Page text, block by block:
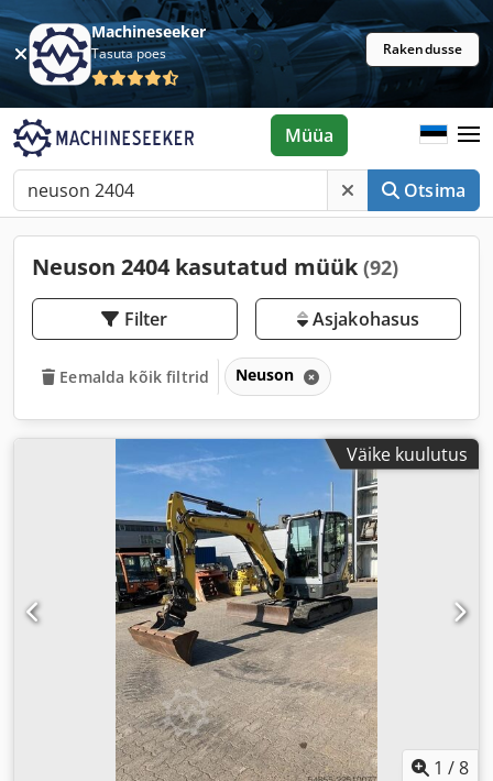
Machineseeker
Tasuta poes Rakendusse
Otsima
Müüa
Neuson 2404 kasutatud müük (92)
Filter Asjakohasus
Eemalda kõik filtrid Neuson
Väike kuulutus
1 /8